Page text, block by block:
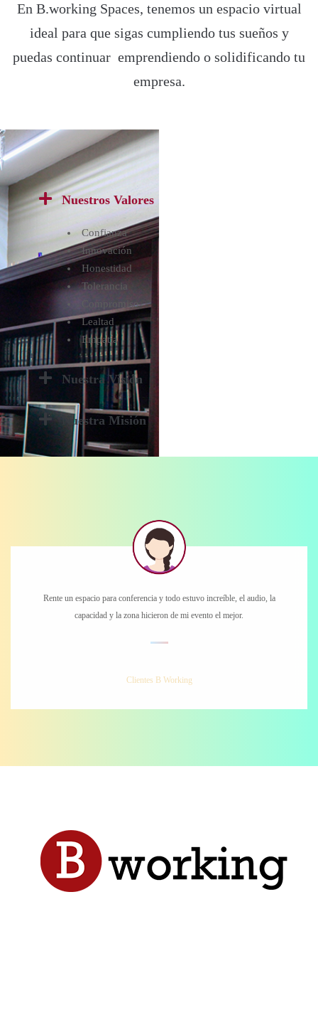
En B.working Spaces, tenemos un espacio virtual
ideal para que sigas cumpliendo tus sueños y
puedas continuar emprendiendo o solidificando tu
empresa.
Nuestros Valores
Confianza
Innovación
Honestidad
Tolerancia
Compromiso
Lealtad
Empatía
Nuestra Visión
Nuestra Misión
Rente un espacio para conferencia y todo estuvo increíble, el audio, la
capacidad y la zona hicieron de mi evento el mejor.
Clientes B Working